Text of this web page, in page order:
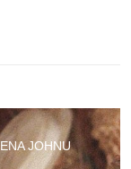
JOHNU